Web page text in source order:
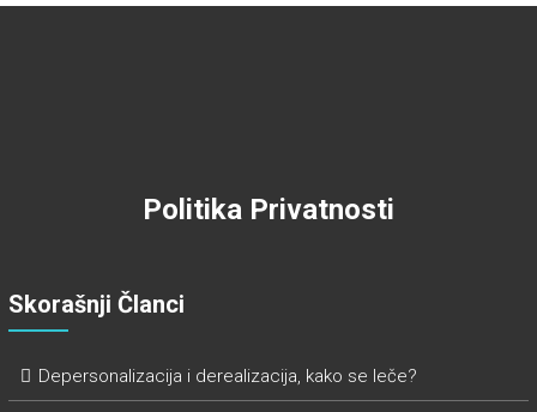
Politika Privatnosti
Skorašnji Članci
Depersonalizacija i derealizacija, kako se leče?